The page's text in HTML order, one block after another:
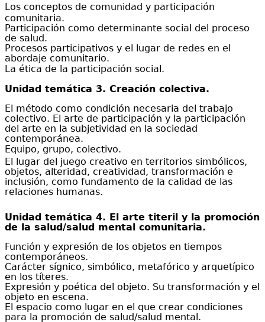
Los conceptos de comunidad y participación
comunitaria.
Participación como determinante social del proceso
de salud.
Procesos participativos y el lugar de redes en el
abordaje comunitario.
La ética de la participación social.
Unidad temática 3. Creación colectiva.
El método como condición necesaria del trabajo
colectivo. El arte de participación y la participación
del arte en la subjetividad en la sociedad
contemporánea.
Equipo, grupo, colectivo.
El lugar del juego creativo en territorios simbólicos,
objetos, alteridad, creatividad, transformación e
inclusión, como fundamento de la calidad de las
relaciones humanas.
Unidad temática 4. El arte titeril y la promoción
de la salud/salud mental comunitaria.
Función y expresión de los objetos en tiempos
contemporáneos.
Carácter sígnico, simbólico, metafórico y arquetípico
en los títeres.
Expresión y poética del objeto. Su transformación y el
objeto en escena.
El espacio como lugar en el que crear condiciones
para la promoción de salud/salud mental.